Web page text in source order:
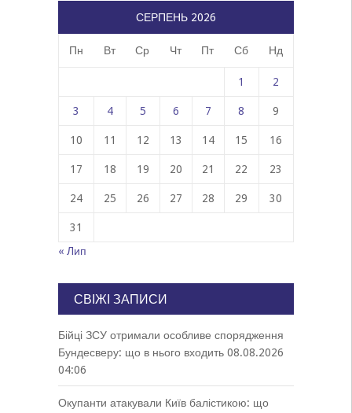
СЕРПЕНЬ 2026
Пн Вт Ср Чт Пт Сб Нд
1 2
3 4 5 6 7 8 9
10 11 12 13 14 15 16
17 18 19 20 21 22 23
24 25 26 27 28 29 30
31
« Лип
СВІЖІ ЗАПИСИ
Бійці ЗСУ отримали особливе спорядження
Бундесверу: що в нього входить 08.08.2026
04:06
Окупанти атакували Київ балістикою: що